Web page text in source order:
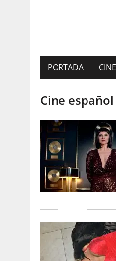
PORTADA CINE
Cine español